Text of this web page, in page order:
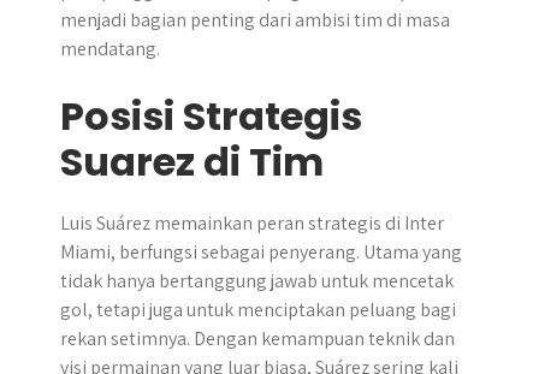
menjadi bagian penting dari ambisi tim di masa
mendatang.
Posisi Strategis
Suarez di Tim
Luis Suárez memainkan peran strategis di Inter
Miami, berfungsi sebagai penyerang. Utama yang
tidak hanya bertanggung jawab untuk mencetak
gol, tetapi juga untuk menciptakan peluang bagi
rekan setimnya. Dengan kemampuan teknik dan
visi permainan yang luar biasa, Suárez sering kali